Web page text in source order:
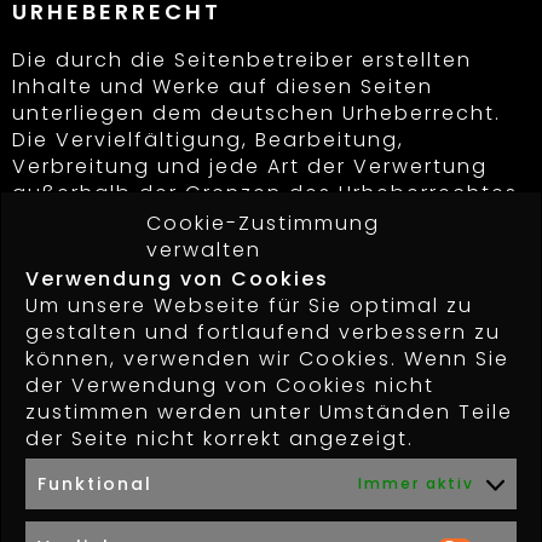
Cookie-Zustimmung
verwalten
Verwendung von Cookies
Um unsere Webseite für Sie optimal zu
gestalten und fortlaufend verbessern zu
können, verwenden wir Cookies. Wenn Sie
der Verwendung von Cookies nicht
zustimmen werden unter Umständen Teile
der Seite nicht korrekt angezeigt.
Funktional Immer aktiv
URHEBERRECHT
Die durch die Seitenbetreiber erstellten
Inhalte und Werke auf diesen Seiten
unterliegen dem deutschen Urheberrecht.
Die Vervielfältigung, Bearbeitung,
Verbreitung und jede Art der Verwertung
außerhalb der Grenzen des Urheberrechtes
bedürfen der schriftlichen Zustimmung des
jeweiligen Autors bzw. Erstellers. Downloads
und Kopien dieser Seite sind nur für den
privaten, nicht kommerziellen Gebrauch
gestattet.
Soweit die Inhalte auf dieser Seite nicht
vom Betreiber erstellt wurden, werden die
Urheberrechte Dritter beachtet.
Insbesondere werden Inhalte Dritter als
solche gekennzeichnet. Sollten Sie trotzdem
auf eine Urheberrechtsverletzung
aufmerksam werden, bitten wir um einen